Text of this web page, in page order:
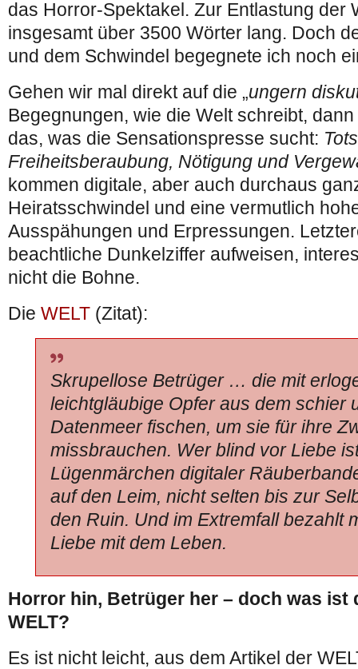
das Horror-Spektakel. Zur Entlastung der
insgesamt über 3500 Wörter lang. Doch
und dem Schwindel begegnete ich noch
Gehen wir mal direkt auf die „ungern
Begegnungen, wie die Welt schreibt,
das, was die Sensationspresse sucht:
Freiheitsberaubung, Nötigung und
kommen digitale, aber auch durchaus
Heiratsschwindel und eine vermutlich
Ausspähungen und Erpressungen.
beachtliche Dunkelziffer aufweisen,
nicht die Bohne.
Die WELT (Zitat):
Skrupellose Betrüger … die mit
leichtgläubige Opfer aus dem schier
Datenmeer fischen, um sie für ihre
missbrauchen. Wer blind vor Liebe
Lügenmärchen digitaler
auf den Leim, nicht selten bis zur
den Ruin. Und im Extremfall bezahlt
Liebe mit dem Leben.
Horror hin, Betrüger her – doch was ist
WELT?
Es ist nicht leicht, aus dem Artikel der